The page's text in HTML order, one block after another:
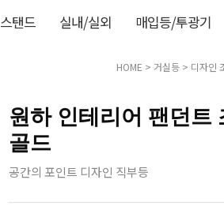
스탠드 실내/실외 매입등/투광기
HOME > 거실등 > 디자인
원하 인테리어 팬던트
골드
공간의 포인트 디자인 직부등